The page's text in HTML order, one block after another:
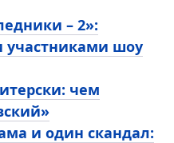
– 2»:
участниками шоу
чем
и один скандал: